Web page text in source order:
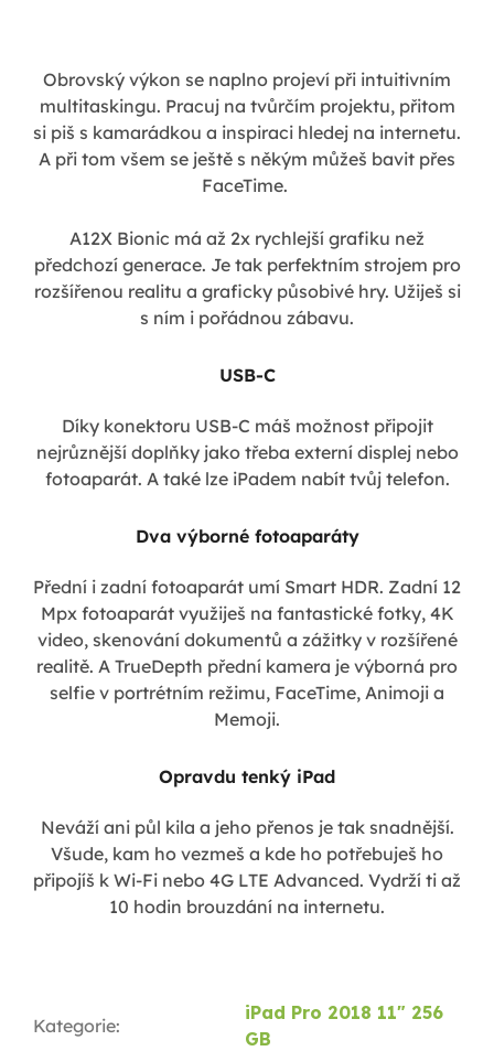
Obrovský výkon se naplno projeví při intuitivním
multitaskingu. Pracuj na tvůrčím projektu, přitom
si piš s kamarádkou a inspiraci hledej na internetu.
A při tom všem se ještě s někým můžeš bavit přes
FaceTime.
A12X Bionic má až 2x rychlejší grafiku než
předchozí generace. Je tak perfektním strojem pro
rozšířenou realitu a graficky působivé hry. Užiješ si
s ním i pořádnou zábavu.
USB-C
Díky konektoru USB-C máš možnost připojit
nejrůznější doplňky jako třeba externí displej nebo
fotoaparát. A také lze iPadem nabít tvůj telefon.
Dva výborné fotoaparáty
Přední i zadní fotoaparát umí Smart HDR. Zadní 12
Mpx fotoaparát využiješ na fantastické fotky, 4K
video, skenování dokumentů a zážitky v rozšířené
realitě. A TrueDepth přední kamera je výborná pro
selfie v portrétním režimu, FaceTime, Animoji a
Memoji.
Opravdu tenký iPad
Neváží ani půl kila a jeho přenos je tak snadnější.
Všude, kam ho vezmeš a kde ho potřebuješ ho
připojíš k Wi-Fi nebo 4G LTE Advanced. Vydrží ti až
10 hodin brouzdání na internetu.
Kategorie:
iPad Pro 2018 11" 256
GB